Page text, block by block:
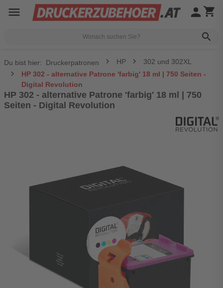
menu
search
person shopping_cart
Du bist hier: Druckerpatronen HP
302 und 302XL
HP 302 - alternative Patrone 'farbig' 18 ml | 750 Seiten -
Digital Revolution
HP 302 - alternative Patrone 'farbig' 18 ml | 750
Seiten - Digital Revolution